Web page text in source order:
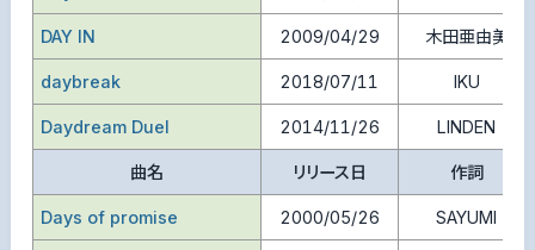
DAY IN 2009/04/29 木田亜由美
daybreak 2018/07/11 IKU
Daydream Duel 2014/11/26 LINDEN
曲名 リリース日 作詞
Days of promise 2000/05/26 SAYUMI